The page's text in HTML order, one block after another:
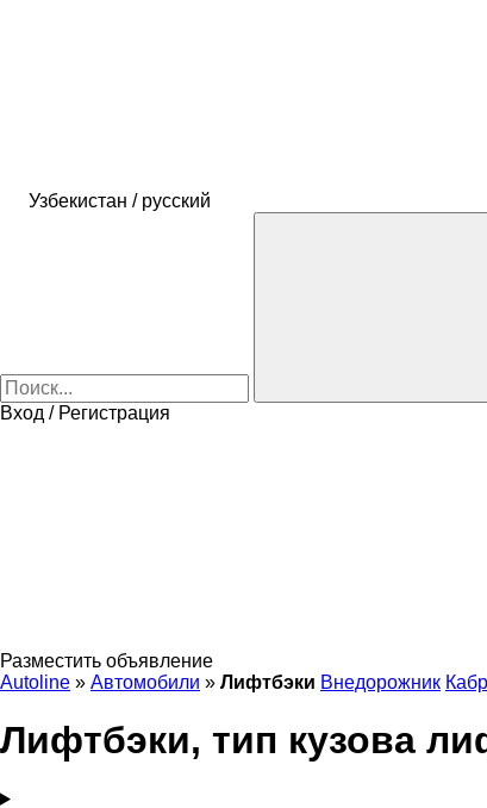
Узбекистан / русский
Вход / Регистрация
Разместить объявление
Autoline » Автомобили » Лифтбэки Внедорожник
Лифтбэки, тип кузова